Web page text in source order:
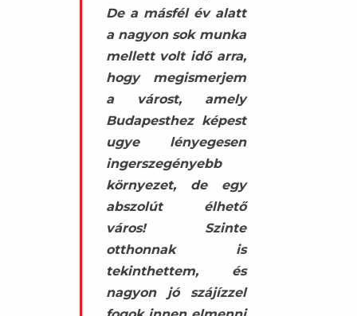
De a másfél év alatt
a nagyon sok munka
mellett volt idő arra,
hogy megismerjem
a várost, amely
Budapesthez képest
ugye lényegesen
ingerszegényebb
környezet, de egy
abszolút élhető
város! Szinte
otthonnak is
tekinthettem, és
nagyon jó szájízzel